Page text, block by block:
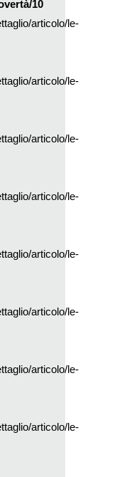
10
articolo/le-
articolo/le-
articolo/le-
articolo/le-
articolo/le-
articolo/le-
articolo/le-
articolo/le-